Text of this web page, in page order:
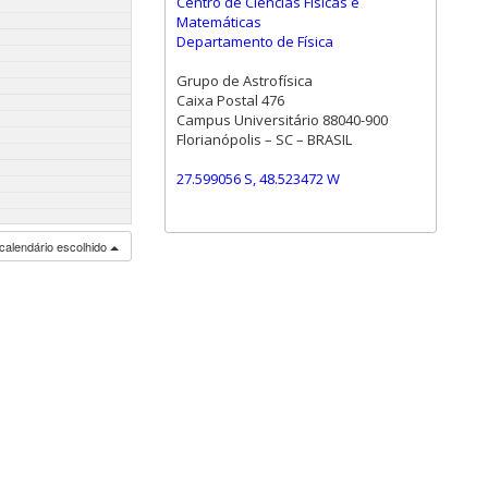
escolhido
Matemáticas
Departamento de Física
Grupo de Astrofísica
Caixa Postal 476
Campus Universitário 88040-900
Florianópolis – SC – BRASIL
27.599056 S, 48.523472 W